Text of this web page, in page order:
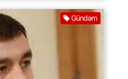
Gündəm